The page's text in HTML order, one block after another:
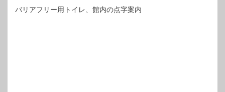
バリアフリー用トイレ、館内の点字案内